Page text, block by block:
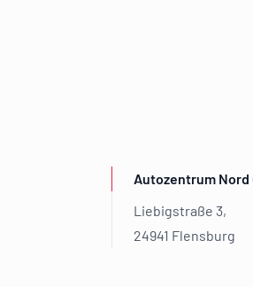
Autozentrum Nord
Liebigstraße 3,
24941 Flensburg